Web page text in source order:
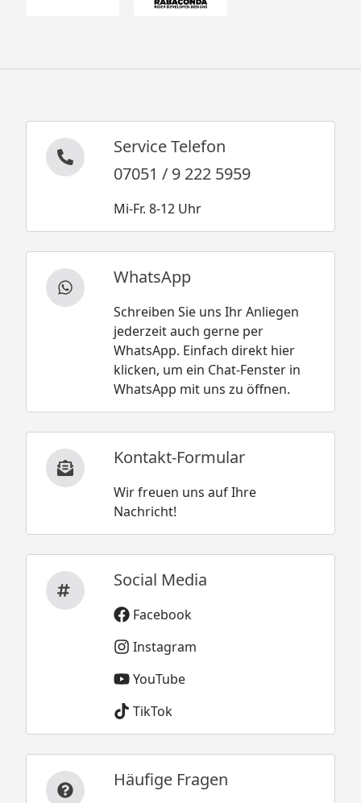
Service Telefon
07051 / 9 222 5959
Mi-Fr. 8-12 Uhr
WhatsApp
Schreiben Sie uns Ihr Anliegen
jederzeit auch gerne per
WhatsApp. Einfach direkt hier
klicken, um ein Chat-Fenster in
WhatsApp mit uns zu öffnen.
Kontakt-Formular
Wir freuen uns auf Ihre
Nachricht!
Social Media
Facebook
Instagram
YouTube
TikTok
Häufige Fragen